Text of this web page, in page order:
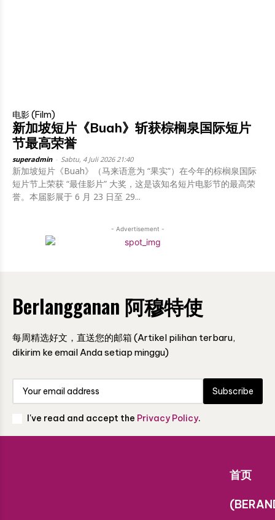
电影 (Film)
新加坡短片《Buah》斩获棕榈泉国际短片
节最高荣誉
superadmin Sabtu, 4 Juli 2026 21:40
新加坡短片《Buah》（马来语意为 “果实”）在今年的棕榈泉国际
短片节上荣获 “最佳影片” 大奖，这是该知名短片电影节的最高荣
誉。本届影展于 6 月 23 日至 29...
- Advertisement -
Berlangganan 阿穆特使
每周精选好文，直送您的邮箱 (Artikel pilihan terbaru,
dikirim ke email Anda setiap minggu)
Subscribe
I've read and accept the Privacy Policy.
首页